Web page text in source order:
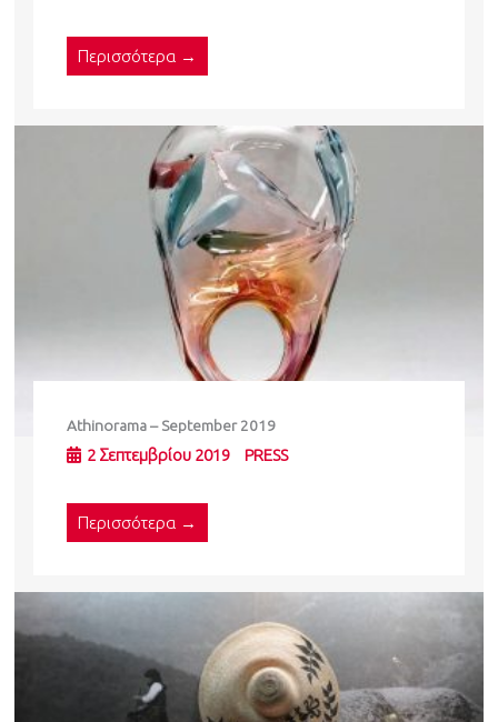
Περισσότερα →
Athinorama – September 2019
2 Σεπτεμβρίου 2019 PRESS
Περισσότερα →